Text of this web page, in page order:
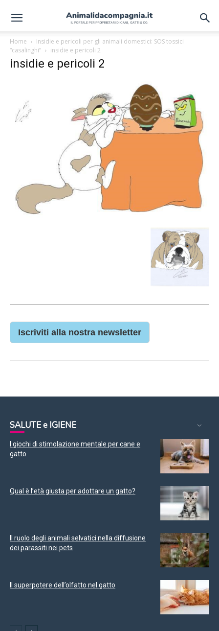
Home
Insidie e pericoli per gli animali domestici: SOS tossici
“casalinghi”
insidie e pericoli 2
insidie e pericoli 2
Iscriviti alla nostra newsletter
SALUTE e IGIENE
I giochi di stimolazione mentale per cane e
gatto
Qual è l’età giusta per adottare un gatto?
Il ruolo degli animali selvatici nella diffusione
dei parassiti nei pets
Il superpotere dell’olfatto nel gatto